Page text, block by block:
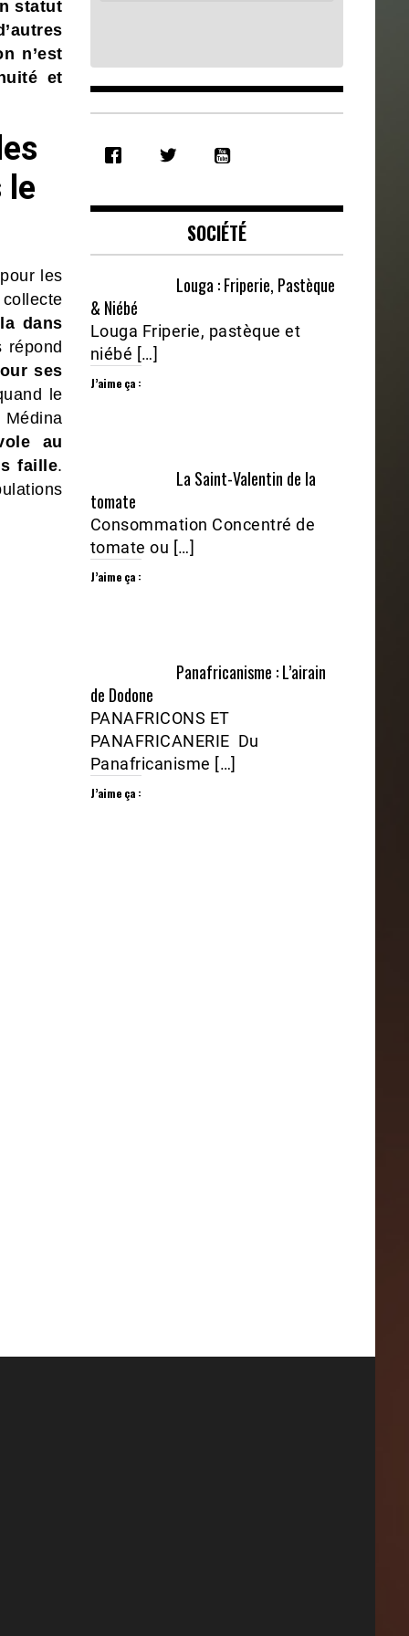
statut
n’est
et
le
les
dans
répond
ses
le
au
faille.
RSS FEED
EMBED
SOCIÉTÉ
Louga : Friperie, Pastèque
& Niébé
Louga Friperie, pastèque et
niébé […]
J’aime ça :
La Saint-Valentin de la
tomate
Consommation Concentré de
tomate ou […]
J’aime ça :
Panafricanisme : L’airain
de Dodone
PANAFRICONS ET
PANAFRICANERIE Du
Panafricanisme […]
J’aime ça :